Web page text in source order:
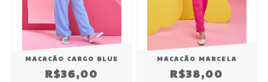
MACACÃO CARGO BLUE
R$36,00
MACACÃO MARCELA
R$38,00